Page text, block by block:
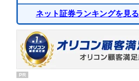
ネット証券ランキングを見る
PR